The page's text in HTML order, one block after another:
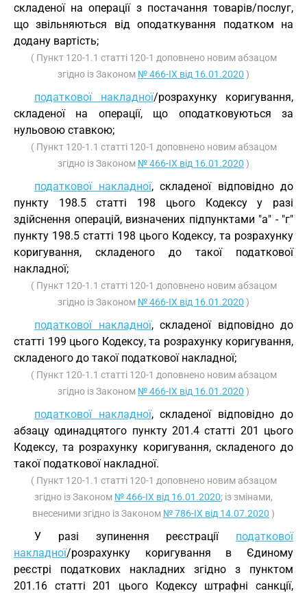
складеної на операції з постачання товарів/послуг,
що звільняються від оподаткування податком на
додану вартість;
( Пункт 120-1.1 статті 120-1 доповнено новим абзацом
згідно із Законом № 466-IX від 16.01.2020 )
податкової накладної/розрахунку коригування,
складеної на операції, що оподатковуються за
нульовою ставкою;
( Пункт 120-1.1 статті 120-1 доповнено новим абзацом
згідно із Законом № 466-IX від 16.01.2020 )
податкової накладної, складеної відповідно до
пункту 198.5 статті 198 цього Кодексу у разі
здійснення операцій, визначених підпунктами "а" - "г"
пункту 198.5 статті 198 цього Кодексу, та розрахунку
коригування, складеного до такої податкової
накладної;
( Пункт 120-1.1 статті 120-1 доповнено новим абзацом
згідно із Законом № 466-IX від 16.01.2020 )
податкової накладної, складеної відповідно до
статті 199 цього Кодексу, та розрахунку коригування,
складеного до такої податкової накладної;
( Пункт 120-1.1 статті 120-1 доповнено новим абзацом
згідно із Законом № 466-IX від 16.01.2020 )
податкової накладної, складеної відповідно до
абзацу одинадцятого пункту 201.4 статті 201 цього
Кодексу, та розрахунку коригування, складеного до
такої податкової накладної.
( Пункт 120-1.1 статті 120-1 доповнено новим абзацом
згідно із Законом № 466-IX від 16.01.2020; із змінами,
внесеними згідно із Законом № 786-IX від 14.07.2020 )
У разі зупинення реєстрації податкової
накладної/розрахунку коригування в Єдиному
реєстрі податкових накладних згідно з пунктом
201.16 статті 201 цього Кодексу штрафні санкції,